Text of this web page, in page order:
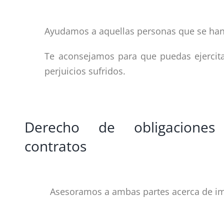
Ayudamos a aquellas personas que se
Te aconsejamos para que puedas
perjuicios sufridos.
Derecho de
contratos
Asesoramos a ambas partes acerca de